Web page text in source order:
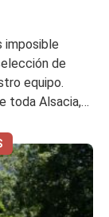
imposible
de
equipo.
toda Alsacia,
respirar aire
[…]